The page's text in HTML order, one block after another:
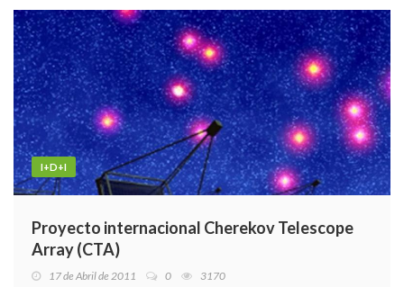
I+D+I
Proyecto internacional Cherekov Telescope
Array (CTA)
17 de Abril de 2011 0 3170